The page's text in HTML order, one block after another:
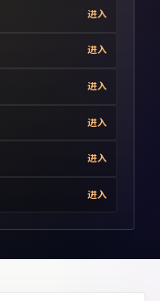
进入
进入
进入
进入
进入
进入